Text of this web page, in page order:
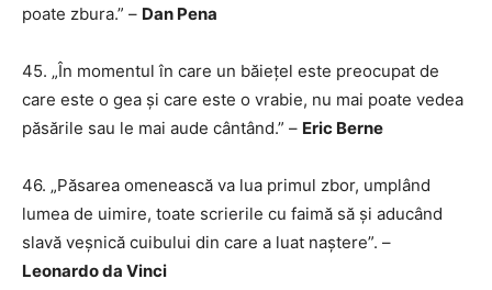
poate zbura.” – Dan Pena
45. „În momentul în care un băiețel este preocupat de
care este o gea și care este o vrabie, nu mai poate vedea
păsările sau le mai aude cântând.” – Eric Berne
46. ​​​​„Păsarea omenească va lua primul zbor, umplând
lumea de uimire, toate scrierile cu faimă să și aducând
slavă veșnică cuibului din care a luat naștere”. –
Leonardo da Vinci